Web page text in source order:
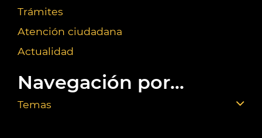
Trámites
Atención ciudadana
Actualidad
Navegación por...
Temas